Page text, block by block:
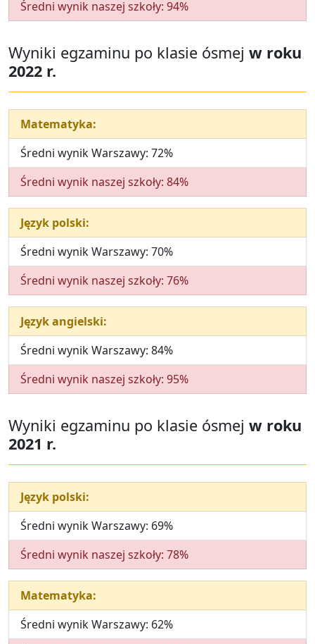
Średni wynik naszej szkoły: 94%
Wyniki egzaminu po klasie ósmej w roku
2022 r.
Matematyka:
Średni wynik Warszawy: 72%
Średni wynik naszej szkoły: 84%
Język polski:
Średni wynik Warszawy: 70%
Średni wynik naszej szkoły: 76%
Język angielski:
Średni wynik Warszawy: 84%
Średni wynik naszej szkoły: 95%
Wyniki egzaminu po klasie ósmej w roku
2021 r.
Język polski:
Średni wynik Warszawy: 69%
Średni wynik naszej szkoły: 78%
Matematyka:
Średni wynik Warszawy: 62%